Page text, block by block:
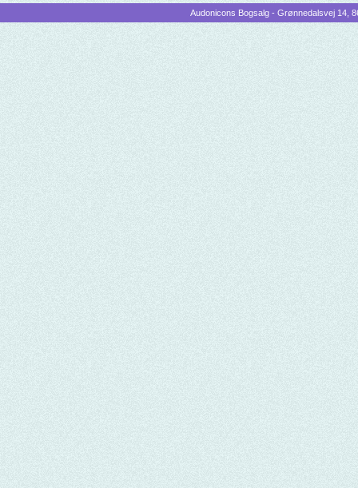
Audonicons Bogsalg - Grønnedalsvej 14,